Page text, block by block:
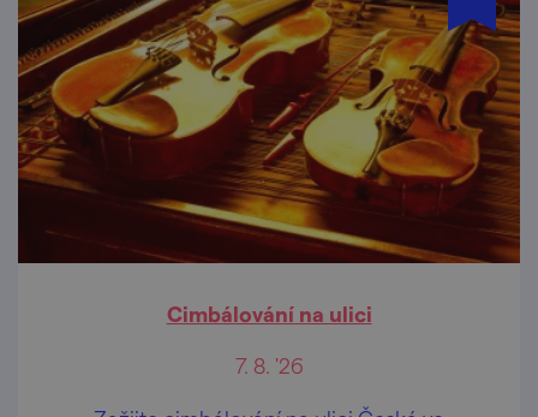
Cimbálování na ulici
7. 8. '26